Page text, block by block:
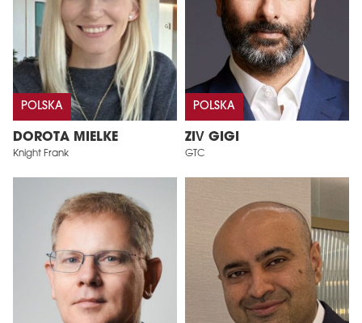
POLSKA
DOROTA MIELKE
Knight Frank
POLSKA
ZIV GIGI
GTC